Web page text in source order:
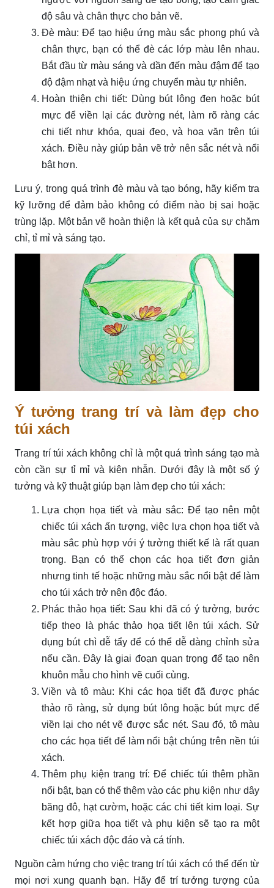
độ sâu và chân thực cho bản vẽ.
Đè màu: Để tạo hiệu ứng màu sắc phong phú và
chân thực, bạn có thể đè các lớp màu lên nhau.
Bắt đầu từ màu sáng và dần đến màu đậm để tạo
độ đậm nhạt và hiệu ứng chuyển màu tự nhiên.
Hoàn thiện chi tiết: Dùng bút lông đen hoặc bút
mực để viền lại các đường nét, làm rõ ràng các
chi tiết như khóa, quai đeo, và hoa văn trên túi
xách. Điều này giúp bản vẽ trở nên sắc nét và nổi
bật hơn.
Lưu ý, trong quá trình đè màu và tạo bóng, hãy kiểm tra
kỹ lưỡng để đảm bảo không có điểm nào bị sai hoặc
trùng lặp. Một bản vẽ hoàn thiện là kết quả của sự chăm
chỉ, tỉ mỉ và sáng tạo.
Ý tưởng trang trí và làm đẹp cho
túi xách
Trang trí túi xách không chỉ là một quá trình sáng tạo mà
còn cần sự tỉ mỉ và kiên nhẫn. Dưới đây là một số ý
tưởng và kỹ thuật giúp bạn làm đẹp cho túi xách:
Lựa chọn họa tiết và màu sắc: Để tạo nên một
chiếc túi xách ấn tượng, việc lựa chọn họa tiết và
màu sắc phù hợp với ý tưởng thiết kế là rất quan
trọng. Bạn có thể chọn các họa tiết đơn giản
nhưng tinh tế hoặc những màu sắc nổi bật để làm
cho túi xách trở nên độc đáo.
Phác thảo họa tiết: Sau khi đã có ý tưởng, bước
tiếp theo là phác thảo họa tiết lên túi xách. Sử
dụng bút chì dễ tẩy để có thể dễ dàng chỉnh sửa
nếu cần. Đây là giai đoạn quan trọng để tạo nên
khuôn mẫu cho hình vẽ cuối cùng.
Viền và tô màu: Khi các họa tiết đã được phác
thảo rõ ràng, sử dụng bút lông hoặc bút mực để
viền lại cho nét vẽ được sắc nét. Sau đó, tô màu
cho các họa tiết để làm nổi bật chúng trên nền túi
xách.
Thêm phụ kiện trang trí: Để chiếc túi thêm phần
nổi bật, bạn có thể thêm vào các phụ kiện như dây
băng đô, hạt cườm, hoặc các chi tiết kim loại. Sự
kết hợp giữa họa tiết và phụ kiện sẽ tạo ra một
chiếc túi xách độc đáo và cá tính.
Nguồn cảm hứng cho việc trang trí túi xách có thể đến từ
mọi nơi xung quanh bạn. Hãy để trí tưởng tượng của